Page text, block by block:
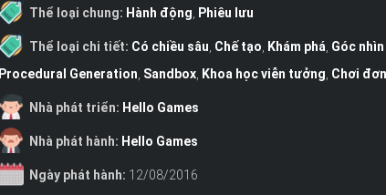
Thể loại chung: Hành động Phiêu lưu
Thể loại chi tiết: Có chiều sâu Chế tạo Khám phá Góc
Procedural Generation Sandbox, Khoa học viễn tưởng Chơi đơn
Nhà phát triển: Hello Games
Nhà phát hành: Hello Games
Ngày phát hành: 12/08/2016